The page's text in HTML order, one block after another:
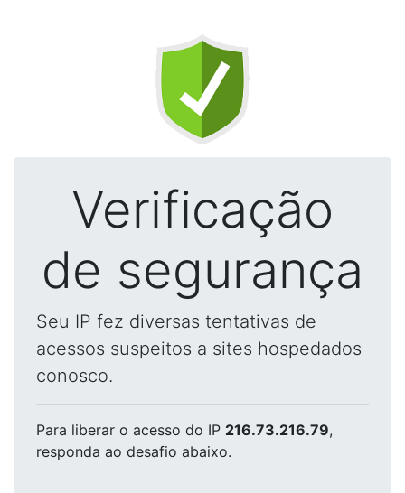
Verificação
de segurança
Seu IP fez diversas tentativas de
acessos suspeitos a sites hospedados
conosco.
Para liberar o acesso do IP 216.73.216.79,
responda ao desafio abaixo.